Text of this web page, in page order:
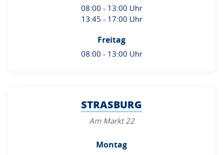
08:00 - 13:00 Uhr
13:45 - 17:00 Uhr
Freitag
08:00 - 13:00 Uhr
STRASBURG
Am Markt 22
Montag